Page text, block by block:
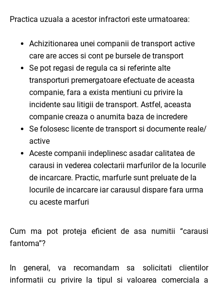
Practica uzuala a acestor infractori este urmatoarea:
Achizitionarea unei companii de transport active
care are acces si cont pe bursele de transport
Se pot regasi de regula ca si referinte alte
transporturi premergatoare efectuate de aceasta
companie, fara a exista mentiuni cu privire la
incidente sau litigii de transport. Astfel, aceasta
companie creaza o anumita baza de incredere
Se folosesc licente de transport si documente reale/
active
Aceste companii indeplinesc asadar calitatea de
carausi in vederea colectarii marfurilor de la locurile
de incarcare. Practic, marfurle sunt preluate de la
locurile de incarcare iar carausul dispare fara urma
cu aceste marfuri
Cum ma pot proteja eficient de asa numitii “carausi
fantoma”?
In general, va recomandam sa solicitati clientilor
informatii cu privire la tipul si valoarea comerciala a